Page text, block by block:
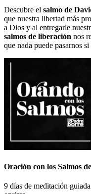
Descubre el salmo de
que nuestra libertad más
a Dios y al entregarle
salmos de liberación nos
que nada puede pasarnos
Oración con los Salmos
9 días de meditación